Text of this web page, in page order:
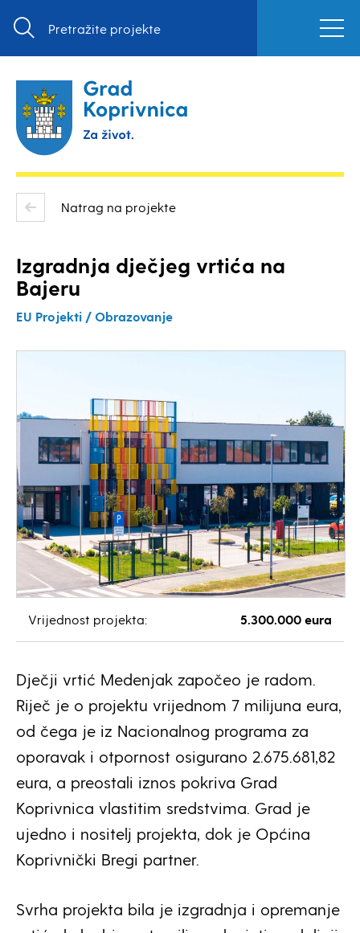
Natrag na projekte
Izgradnja dječjeg vrtića na
Bajeru
EU Projekti / Obrazovanje
Vrijednost projekta: 5.300.000 eura
Dječji vrtić Medenjak započeo je radom.
Riječ je o projektu vrijednom 7 milijuna eura,
od čega je iz Nacionalnog programa za
oporavak i otpornost osigurano 2.675.681,82
eura, a preostali iznos pokriva Grad
Koprivnica vlastitim sredstvima. Grad je
ujedno i nositelj projekta, dok je Općina
Koprivnički Bregi partner.
Svrha projekta bila je izgradnja i opremanje